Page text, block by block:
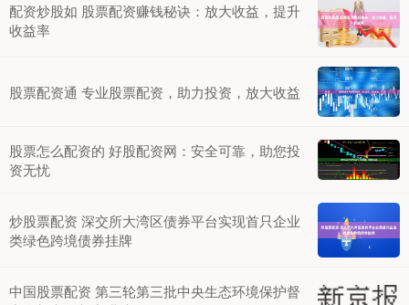
配资炒股如 股票配资赚钱秘诀：放大收益，提升
收益率
股票配资通 专业股票配资，助力投资，放大收益
股票怎么配资的 好股配资网：安全可靠，助您投
资无忧
炒股票配资 深交所大湾区债券平台实现首只企业
类绿色跨境债券挂牌
中国股票配资 第三轮第三批中央生态环境保护督